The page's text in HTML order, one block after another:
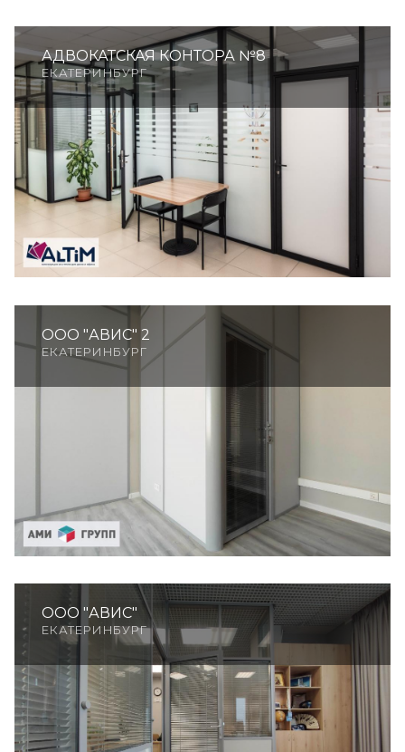
АДВОКАТСКАЯ КОНТОРА №8
ЕКАТЕРИНБУРГ
ООО "АВИС" 2
ЕКАТЕРИНБУРГ
ООО "АВИС"
ЕКАТЕРИНБУРГ